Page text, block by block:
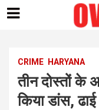
contentCRIME HARYANA
तीन दोस्तों
किया डांस,